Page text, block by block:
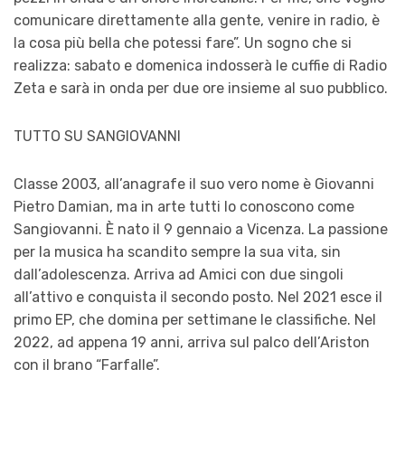
comunicare direttamente alla gente, venire in radio, è
la cosa più bella che potessi fare”. Un sogno che si
realizza: sabato e domenica indosserà le cuffie di Radio
Zeta e sarà in onda per due ore insieme al suo pubblico.
TUTTO SU SANGIOVANNI
Classe 2003, all’anagrafe il suo vero nome è Giovanni
Pietro Damian, ma in arte tutti lo conoscono come
Sangiovanni. È nato il 9 gennaio a Vicenza. La passione
per la musica ha scandito sempre la sua vita, sin
dall’adolescenza. Arriva ad Amici con due singoli
all’attivo e conquista il secondo posto. Nel 2021 esce il
primo EP, che domina per settimane le classifiche. Nel
2022, ad appena 19 anni, arriva sul palco dell’Ariston
con il brano “Farfalle”.